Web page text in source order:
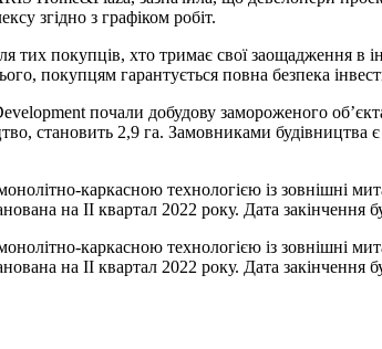
згідно з графіком робіт.
тих покупців, хто тримає свої заощадження в
покупцям гарантується повна безпека
почали добудову замороженого
становить 2,9 га. Замовниками
каркасною технологією із зовнішні
на II квартал 2022 року. Дата закінчення
каркасною технологією із зовнішні
на II квартал 2022 року. Дата закінчення